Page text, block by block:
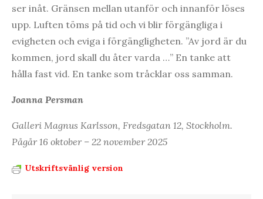
ser inåt. Gränsen mellan utanför och innanför löses
upp. Luften töms på tid och vi blir förgängliga i
evigheten och eviga i förgängligheten. ”Av jord är du
kommen, jord skall du åter varda …” En tanke att
hålla fast vid. En tanke som tråcklar oss samman.
Joanna Persman
Galleri Magnus Karlsson, Fredsgatan 12, Stockholm.
Pågår 16 oktober – 22 november 2025
Utskriftsvänlig version